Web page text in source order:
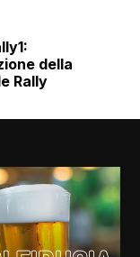
della
Rally